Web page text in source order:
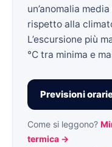
un’anomalia
rispetto alla
L’escursione più
°C tra minima e
Previsioni
Come si leggono?
termica →